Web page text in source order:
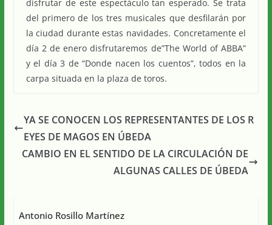
disfrutar de este espectáculo tan esperado. Se trata
del primero de los tres musicales que desfilarán por
la ciudad durante estas navidades. Concretamente el
día 2 de enero disfrutaremos de”The World of ABBA”
y el día 3 de “Donde nacen los cuentos”, todos en la
carpa situada en la plaza de toros.
YA SE CONOCEN LOS REPRESENTANTES DE LOS R
EYES DE MAGOS EN ÚBEDA
CAMBIO EN EL SENTIDO DE LA CIRCULACIÓN DE
ALGUNAS CALLES DE ÚBEDA
Antonio Rosillo Martínez